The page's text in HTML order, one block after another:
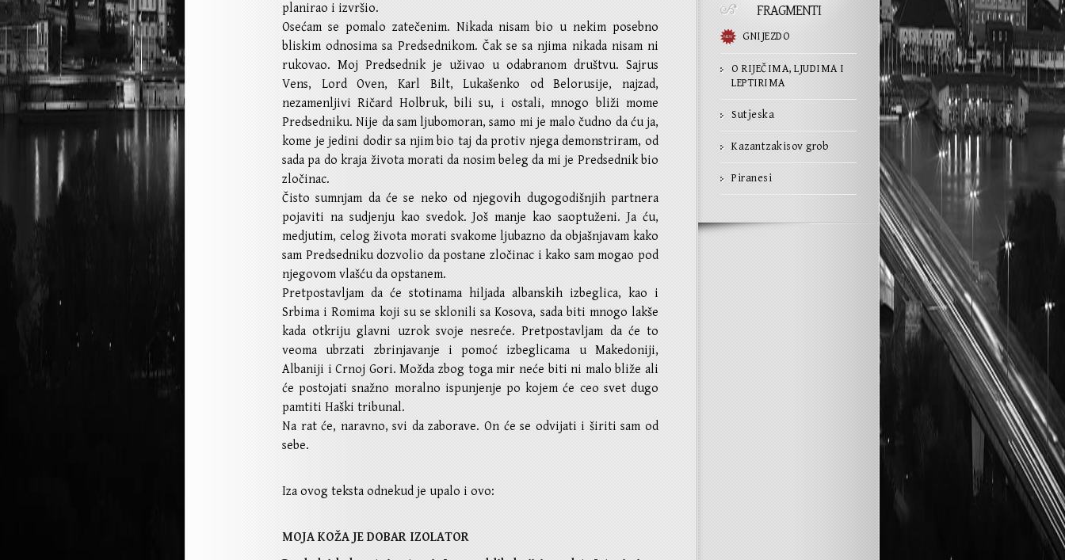
planirao i izvršio.
Osećam se pomalo zatečenim. Nikada nisam bio u nekim posebno
bliskim odnosima sa Predsednikom. Čak se sa njima nikada nisam ni
rukovao. Moj Predsednik je uživao u odabranom društvu. Sajrus
Vens, Lord Oven, Karl Bilt, Lukašenko od Belorusije, najzad,
nezamenljivi Ričard Holbruk, bili su, i ostali, mnogo bliži mome
Predsedniku. Nije da sam ljubomoran, samo mi je malo čudno da ću ja,
kome je jedini dodir sa njim bio taj da protiv njega demonstriram, od
sada pa do kraja života morati da nosim beleg da mi je Predsednik bio
zločinac.
Čisto sumnjam da će se neko od njegovih dugogodišnjih partnera
pojaviti na sudjenju kao svedok. Još manje kao saoptuženi. Ja ću,
medjutim, celog života morati svakome ljubazno da objašnjavam kako
sam Predsedniku dozvolio da postane zločinac i kako sam mogao pod
njegovom vlašću da opstanem.
Pretpostavljam da će stotinama hiljada albanskih izbeglica, kao i
Srbima i Romima koji su se sklonili sa Kosova, sada biti mnogo lakše
kada otkriju glavni uzrok svoje nesreće. Pretpostavljam da će to
veoma ubrzati zbrinjavanje i pomoć izbeglicama u Makedoniji,
Albaniji i Crnoj Gori. Možda zbog toga mir neće biti ni malo bliže ali
će postojati snažno moralno ispunjenje po kojem će ceo svet dugo
pamtiti Haški tribunal.
Na rat će, naravno, svi da zaborave. On će se odvijati i širiti sam od
sebe.
Iza ovog teksta odnekud je upalo i ovo:
MOJA KOŽA JE DOBAR IZOLATOR
FRAGMENTI
GNIJEZDO
O RIJEČIMA, LJUDIMA I
LEPTIRIMA
Sutjeska
Kazantzakisov grob
Piranesi